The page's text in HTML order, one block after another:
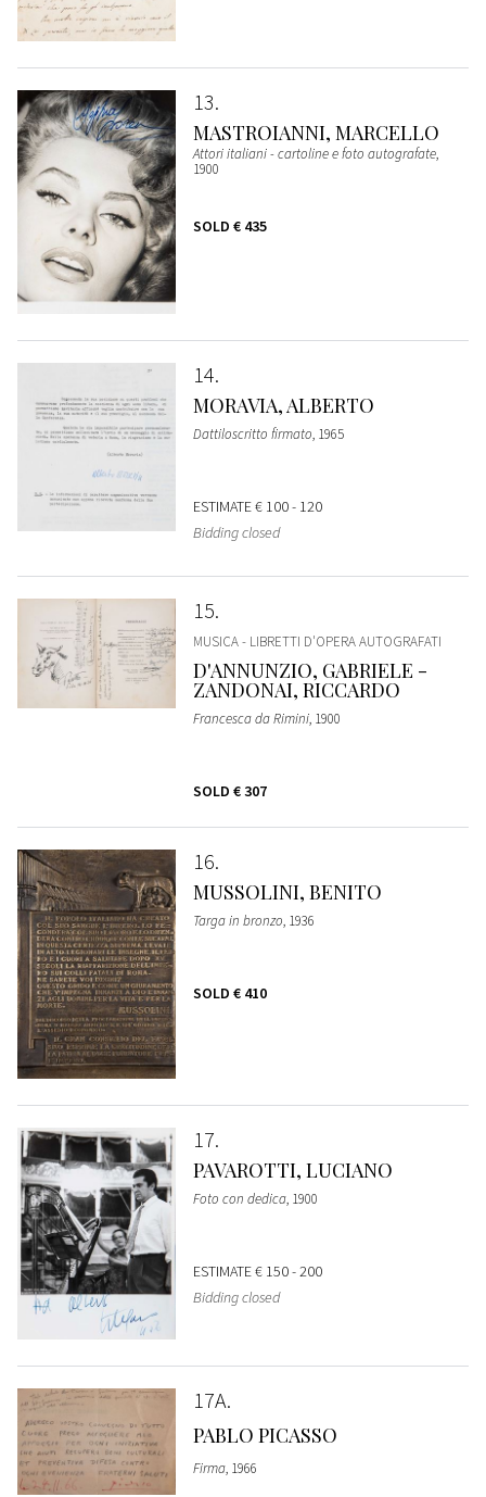
13
MASTROIANNI, MARCELLO
Attori italiani - cartoline e foto autografate,
1900
SOLD € 435
14
MORAVIA, ALBERTO
Dattiloscritto firmato, 1965
ESTIMATE€ 100 - 120
Bidding closed
15
MUSICA - LIBRETTI D'OPERA AUTOGRAFATI
D'ANNUNZIO, GABRIELE -
ZANDONAI, RICCARDO
Francesca da Rimini, 1900
SOLD € 307
16
MUSSOLINI, BENITO
Targa in bronzo, 1936
SOLD € 410
17
PAVAROTTI, LUCIANO
Foto con dedica, 1900
ESTIMATE€ 150 - 200
Bidding closed
17A
PABLO PICASSO
Firma, 1966